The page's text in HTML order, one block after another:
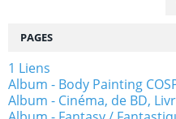
PAGES
1 Liens
Album - Body Painting
Album - Cinéma, de BD,